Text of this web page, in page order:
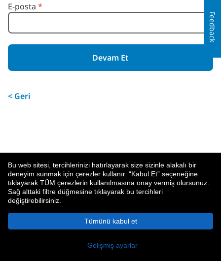
Bu web sitesi, tercihlerinizi hatırlayarak size sizinle alakalı bir
deneyim sunmak için çerezler kullanır. “Kabul Et” seçeneğine
tıklayarak TÜM çerezlerin kullanılmasına onay vermiş olursunuz.
Sağ alttaki filtre düğmesine tıklayarak bu tercihleri
değiştirebilirsiniz.
Tümünü kabul et
Gelişmiş ayarlar
E-postanızla parola sıfırlayın
E-posta *
Devam Et
< Geri
MetLife Hakkında
© 2026 MetLife Services and Solutions, LLC.
Feedback